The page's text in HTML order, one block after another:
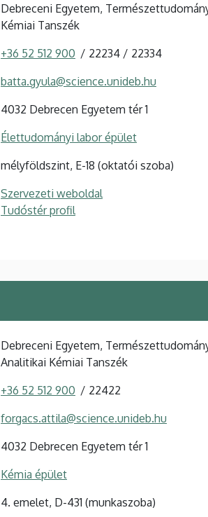
Debreceni Egyetem,
Kémiai Tanszék
+36 52 512 900 22234 22334
batta.gyula@science.unideb.hu
4032 Debrecen Egyetem tér 1
Élettudományi labor épület
mélyföldszint, E-18 (oktatói szoba)
Szervezeti weboldal
Tudóstér profil
Debreceni Egyetem,
Analitikai Kémiai Tanszék
+36 52 512 900 22422
forgacs.attila@science.unideb.hu
4032 Debrecen Egyetem tér 1
Kémia épület
4. emelet, D-431 (munkaszoba)